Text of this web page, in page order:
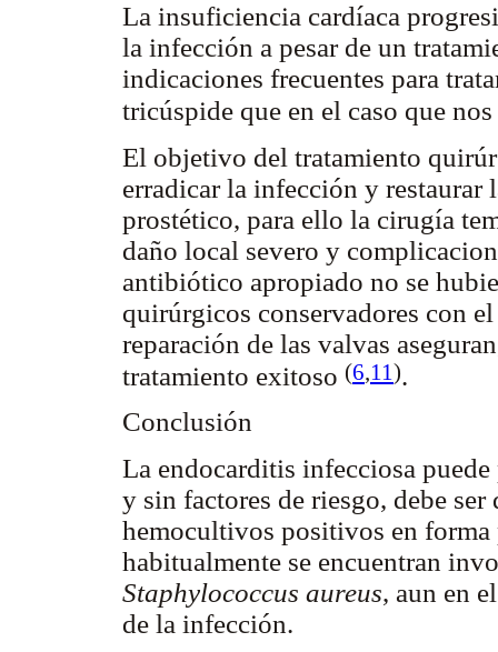
La insuficiencia cardíaca
la infección a pesar de un
indicaciones frecuentes para
tricúspide que en el caso que
El objetivo del tratamiento
erradicar la infección y restaurar
prostético, para ello la cirugía
daño local severo y
antibiótico apropiado no se
quirúrgicos conservadores con
reparación de las valvas
tratamiento exitoso (6,11).
Conclusión
La endocarditis infecciosa
y sin factores de riesgo, debe ser
hemocultivos positivos en forma
habitualmente se encuentran
Staphylococcus aureus, aun en
de la infección.